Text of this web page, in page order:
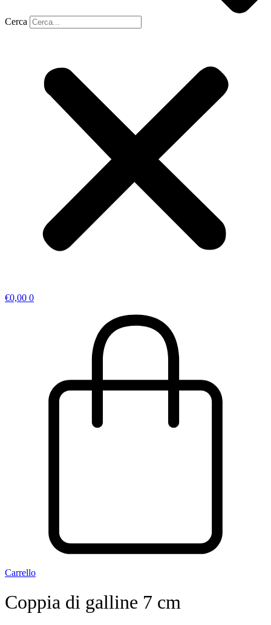
Cerca
€0,00 0
Carrello
Coppia di galline 7 cm